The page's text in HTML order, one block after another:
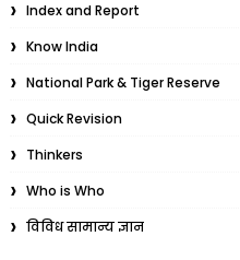
Index and Report
Know India
National Park & Tiger Reserve
Quick Revision
Thinkers
Who is Who
विविध सामान्य ज्ञान